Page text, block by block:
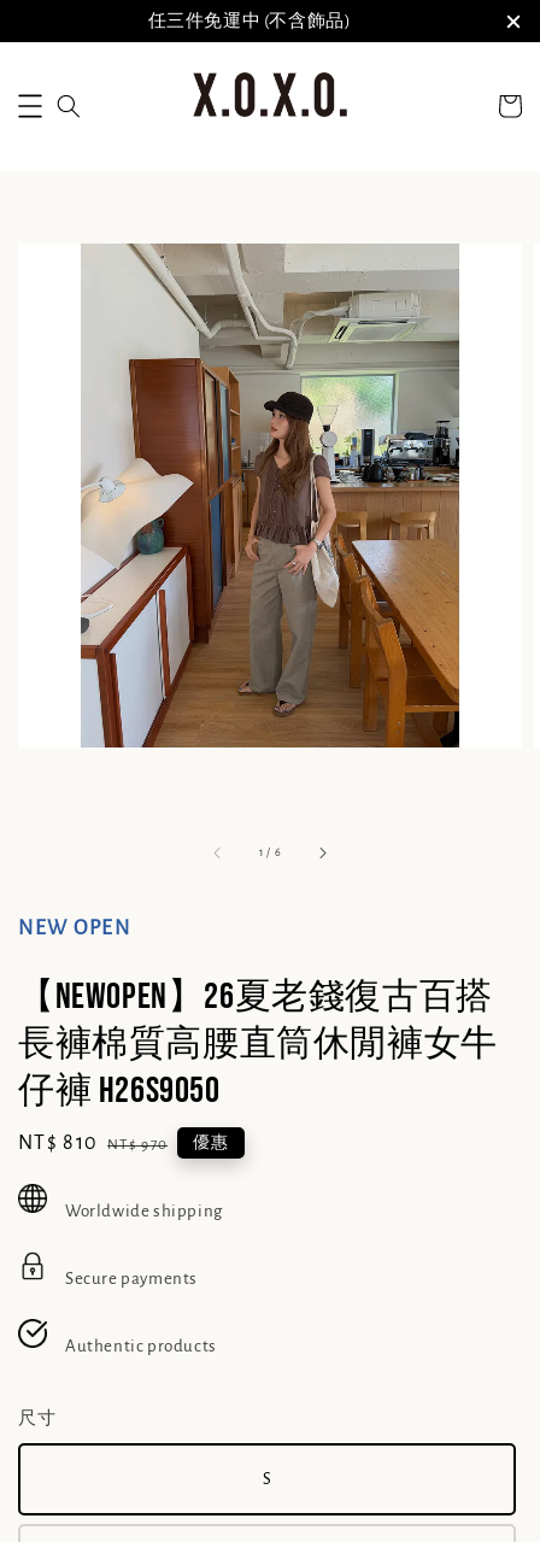
任三件免運中 (不含飾品)
1 / 6
NEW OPEN
【NEWOPEN】26夏老錢復古百搭
長褲棉質高腰直筒休閒褲女牛
仔褲 H26S9050
Sale
NT$ 810 Regular
NT$ 970 優惠
Worldwide shipping
Secure payments
Authentic products
尺寸
S